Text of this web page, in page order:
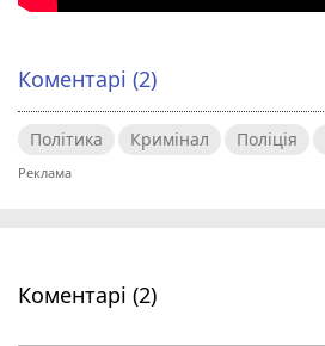
Коментарі (2)
Політика Кримінал Поліція
Коментарі (2)